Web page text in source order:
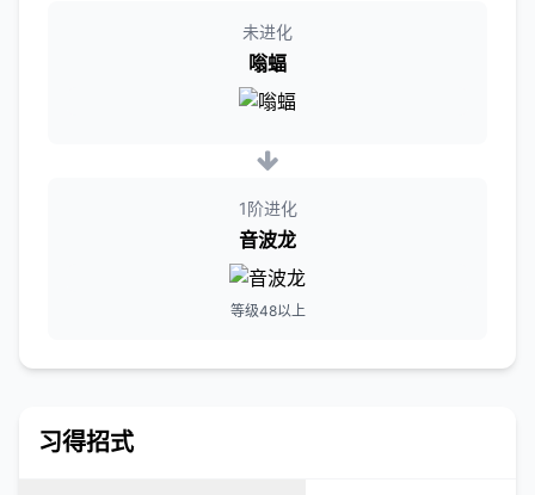
未进化
嗡蝠
1阶进化
音波龙
等级48以上
习得招式